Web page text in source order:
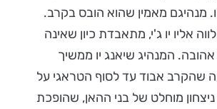
מנהיגם מאמין שהוא הובס בקרב.
אליו יו ג'י, מתאבדת כיון שאינה
המנהיג שיאנג יו ממשיך
שהקרב אבוד עד לסוף הטראגי על
ניצחון מוחלט של בני ההאן, שהופכת